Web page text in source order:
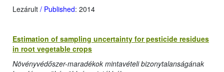
Lezárult / Published: 2014
Estimation of sampling uncertainty for pesticide residues
in root vegetable crops
Növényvédőszer-maradékok mintavételi bizonytalanságának